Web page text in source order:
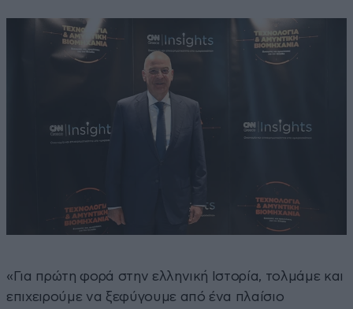
«Για πρώτη φορά στην ελληνική Ιστορία, τολμάμε και
επιχειρούμε να ξεφύγουμε από ένα πλαίσιο